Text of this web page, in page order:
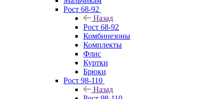
Рост 68-92
Назад
Рост 68-92
Комбинезоны
Комплекты
Флис
Куртки
Брюки
Рост 98-110
Назад